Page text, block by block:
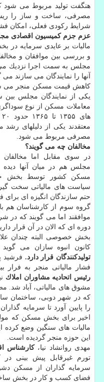
هنگفت تولید مربوط می شود
مصرفی، ساخت و ساز را
شرایط ركودی فعلی، امكان
عزم جزم كمیسیون اقصادی
مالیات بر عایدی سرمایه
و بررسی بین موافقان و
مجلس به سمت اجرا نزدیك می
آنها را نمایندگان می سازند
كاهش قیمت مسكن منجر می
معاملات مسكن از نوع
معتقدند یكی از دلیلهای
مصرفی مربوط می شود.
مخالفان چه می گویند؟
در سوی مقابل اما مخالفان
مسكن كشور توسط بخش
سیاست های مالیاتی سخت
حتم سازندگان انگیزه ای برای
گروه سوم از كارشناسان هم
موافقند اما می گویند كه در
دوره ای كه الان در آن قرار
بخش خصوصی البته چندان
كانون انبوه سازان می
تولیدكنندگان قرار دارد. فرشید
فشار مالیاتی منجر به فرار
رئیس اتحادیه مشاوران املاك
مشوق های مالیاتی، آباد
كه در شهر دوبی، ساختمان
را پایین آورد تا سرمایه
اخیر برای بخش مسكن كه
مالیات های سنگین وضع كرده
این حوزه منجر گردیده است.
مهدی روانشاد نیا،كارشناس
تورم غیرقابل پیش بینی
سرمایه گذاران از مسكن
فضای كسب و كار در بخش